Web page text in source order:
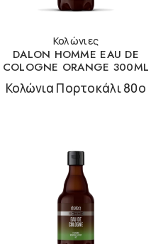
Κολώνιες
DALON HOMME EAU DE
COLOGNE ORANGE 300ML
Κολώνια Πορτοκάλι 80ο